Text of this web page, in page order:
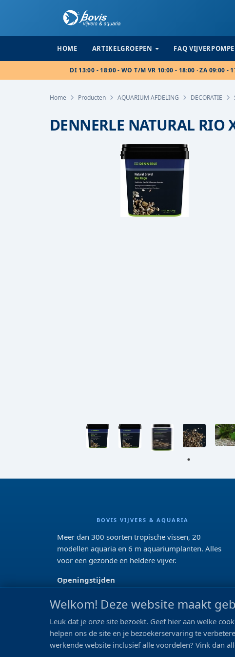
HOME ARTIKELGROEPEN FAQ
DI 13:00 - 18:00 - WO T/M VR 10:00 - 18:00 · ZA 09:00 -
Home Producten AQUARIUM AFDELING DECORATIE
DENNERLE NATURAL
BOVIS VIJVERS & AQUARIA
Meer dan 300 soorten tropische vissen, 20
modellen aquaria en 6 m aquariumplanten. Alles
voor een gezonde en heldere vijver.
Openingstijden
Za: 09:00 - 17:00
REVIEWS
Welkom! Deze website maakt
Leuk dat je onze site bezoekt. Geef hier aan welke
helpen ons de site en je bezoekerservaring te
werkende website inclusief alle voordelen? Vink dan